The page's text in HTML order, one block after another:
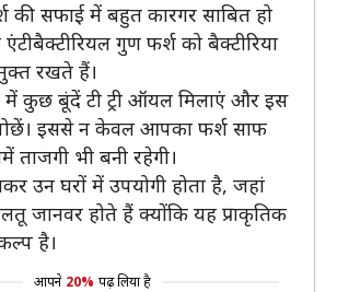
की सफाई में बहुत कारगर साबित हो
गुण फर्श को बैक्टीरिया
रखते हैं।
में कुछ बूंदें टी ट्री ऑयल मिलाएं और इस
इससे न केवल आपका फर्श साफ
ताजगी भी बनी रहेगी।
उन घरों में उपयोगी होता है, जहां
जानवर होते हैं क्योंकि यह प्राकृतिक
है।
आपने 20% पढ़ लिया है